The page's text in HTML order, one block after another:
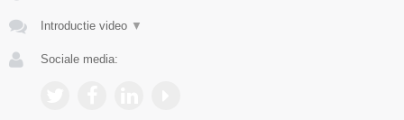
Introductie video ▼
Sociale media: